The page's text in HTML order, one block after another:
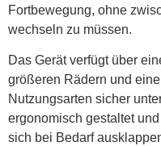
Fortbewegung, ohne
wechseln zu müssen.
Das Gerät verfügt über
größeren Rädern und
Nutzungsarten sicher
ergonomisch gestaltet
sich bei Bedarf